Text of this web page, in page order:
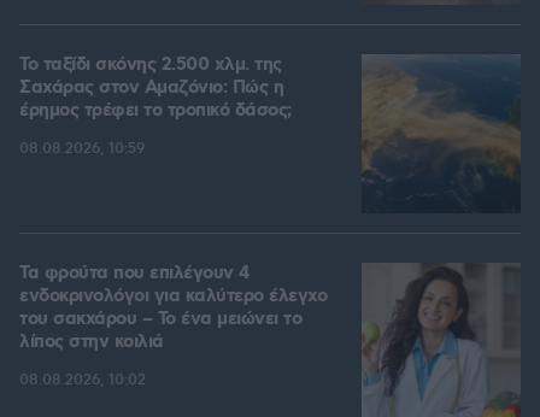
Το ταξίδι σκόνης 2.500 χλμ. της
Σαχάρας στον Αμαζόνιο: Πώς η
έρημος τρέφει το τροπικό δάσος;
08.08.2026, 10:59
Τα φρούτα που επιλέγουν 4
ενδοκρινολόγοι για καλύτερο έλεγχο
του σακχάρου – Το ένα μειώνει το
λίπος στην κοιλιά
08.08.2026, 10:02